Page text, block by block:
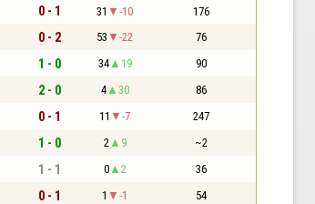
0 - 1 31 -10 176
0 - 2 53 -22 76
1 - 0 34 19 90
2 - 0 4 30 86
0 - 1 11 -7 247
1 - 0 2 9 ~2
1 - 1 0 2 36
0 - 1 1 -1 54